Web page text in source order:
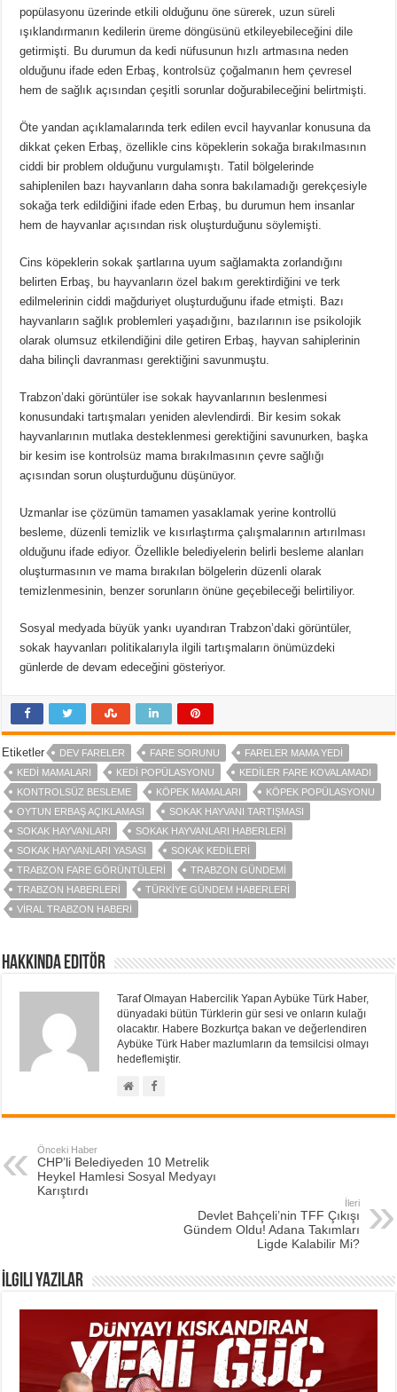
popülasyonu üzerinde etkili olduğunu öne sürerek, uzun süreli
ışıklandırmanın kedilerin üreme döngüsünü etkileyebileceğini dile
getirmişti. Bu durumun da kedi nüfusunun hızlı artmasına neden
olduğunu ifade eden Erbaş, kontrolsüz çoğalmanın hem çevresel
hem de sağlık açısından çeşitli sorunlar doğurabileceğini belirtmişti.
Öte yandan açıklamalarında terk edilen evcil hayvanlar konusuna da
dikkat çeken Erbaş, özellikle cins köpeklerin sokağa bırakılmasının
ciddi bir problem olduğunu vurgulamıştı. Tatil bölgelerinde
sahiplenilen bazı hayvanların daha sonra bakılamadığı gerekçesiyle
sokağa terk edildiğini ifade eden Erbaş, bu durumun hem insanlar
hem de hayvanlar açısından risk oluşturduğunu söylemişti.
Cins köpeklerin sokak şartlarına uyum sağlamakta zorlandığını
belirten Erbaş, bu hayvanların özel bakım gerektirdiğini ve terk
edilmelerinin ciddi mağduriyet oluşturduğunu ifade etmişti. Bazı
hayvanların sağlık problemleri yaşadığını, bazılarının ise psikolojik
olarak olumsuz etkilendiğini dile getiren Erbaş, hayvan sahiplerinin
daha bilinçli davranması gerektiğini savunmuştu.
Trabzon’daki görüntüler ise sokak hayvanlarının beslenmesi
konusundaki tartışmaları yeniden alevlendirdi. Bir kesim sokak
hayvanlarının mutlaka desteklenmesi gerektiğini savunurken, başka
bir kesim ise kontrolsüz mama bırakılmasının çevre sağlığı
açısından sorun oluşturduğunu düşünüyor.
Uzmanlar ise çözümün tamamen yasaklamak yerine kontrollü
besleme, düzenli temizlik ve kısırlaştırma çalışmalarının artırılması
olduğunu ifade ediyor. Özellikle belediyelerin belirli besleme alanları
oluşturmasının ve mama bırakılan bölgelerin düzenli olarak
temizlenmesinin, benzer sorunların önüne geçebileceği belirtiliyor.
Sosyal medyada büyük yankı uyandıran Trabzon’daki görüntüler,
sokak hayvanları politikalarıyla ilgili tartışmaların önümüzdeki
günlerde de devam edeceğini gösteriyor.
Etiketler DEV FARELER FARE SORUNU
FARELER MAMA YEDI
KEDI MAMALARI
KEDI POPÜLASYONU
KEDILER FARE KOVALAMADI
KONTROLSÜZ BESLEME
KÖPEK MAMALARI
KÖPEK POPÜLASYONU
OYTUN ERBAŞ AÇIKLAMASI
SOKAK HAYVANI TARTIŞMASI
SOKAK HAYVANLARI
SOKAK HAYVANLARI HABERLERI
SOKAK HAYVANLARI YASASI
SOKAK KEDILERI
TRABZON FARE GÖRÜNTÜLERI
TRABZON GÜNDEMI
TRABZON HABERLERI
TÜRKIYE GÜNDEM HABERLERI
VIRAL TRABZON HABERI
Hakkında Editör
Taraf Olmayan Habercilik Yapan Aybüke Türk Haber,
dünyadaki bütün Türklerin gür sesi ve onların kulağı
olacaktır. Habere Bozkurtça bakan ve değerlendiren
Aybüke Türk Haber mazlumların da temsilcisi olmayı
hedeflemiştir.
Önceki Haber
CHP’li Belediyeden 10 Metrelik
Heykel Hamlesi Sosyal Medyayı
Karıştırdı
İleri
Devlet Bahçeli’nin TFF Çıkışı
Gündem Oldu! Adana Takımları
Ligde Kalabilir Mi?
İlgili Yazılar